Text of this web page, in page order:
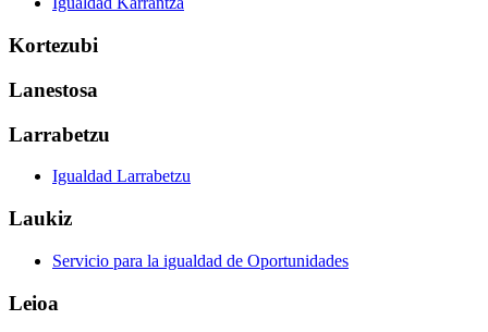
Kortezubi
Lanestosa
Larrabetzu
Igualdad Larrabetzu
Laukiz
Servicio para la igualdad de Oportunidades
Leioa